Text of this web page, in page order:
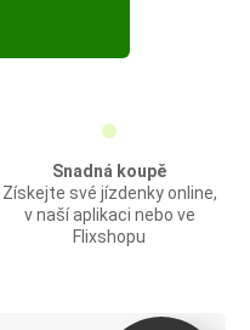
Snadná koupě
Získejte své jízdenky online,
v naší aplikaci nebo ve
Flixshopu